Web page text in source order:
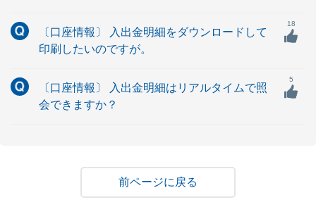
〔口座情報〕 入出金明細をダウンロードして
印刷したいのですが。
18
〔口座情報〕 入出金明細はリアルタイムで照
会できますか？
5
戻る